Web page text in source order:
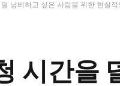
낭비하고 싶은 사람을 위한 현실적
시간을